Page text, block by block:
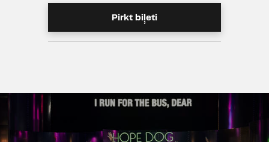
Izrādē tiek lietota necenzēta leksika
Pirkt biļeti